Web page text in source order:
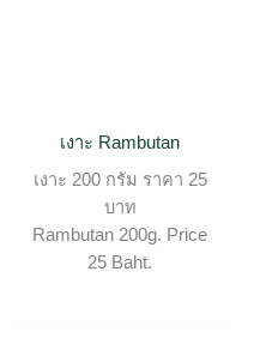
เงาะ Rambutan
เงาะ 200 กรัม ราคา 25
บาท
Rambutan 200g. Price
25 Baht.